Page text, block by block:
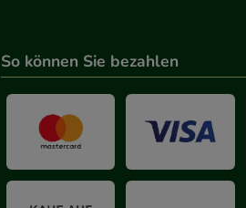
So können Sie bezahlen